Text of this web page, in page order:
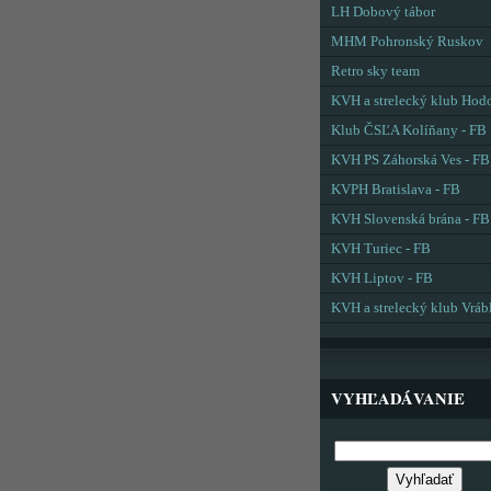
LH Dobový tábor
MHM Pohronský Ruskov
Retro sky team
KVH a strelecký klub
Klub ČSĽA Kolíňany - FB
KVH PS Záhorská Ves - FB
KVPH Bratislava - FB
KVH Slovenská brána - FB
KVH Turiec - FB
KVH Liptov - FB
KVH a strelecký klub
VYHĽADÁVANIE